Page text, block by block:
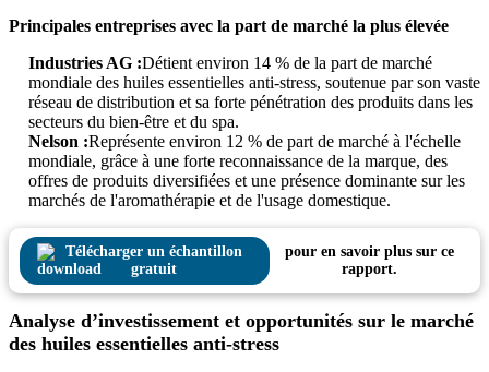
Principales entreprises avec la part de marché la plus élevée
Industries AG :Détient environ 14 % de la part de marché
mondiale des huiles essentielles anti-stress, soutenue par son vaste
réseau de distribution et sa forte pénétration des produits dans les
secteurs du bien-être et du spa.
Nelson :Représente environ 12 % de part de marché à l'échelle
mondiale, grâce à une forte reconnaissance de la marque, des
offres de produits diversifiées et une présence dominante sur les
marchés de l'aromathérapie et de l'usage domestique.
Télécharger un échantillon
gratuit
pour en savoir plus sur ce
rapport.
Analyse d’investissement et opportunités sur le marché
des huiles essentielles anti-stress